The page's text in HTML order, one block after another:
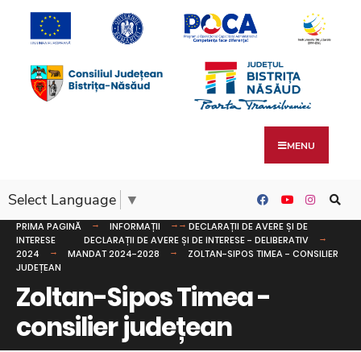
MENU
Select Language ▼
PRIMA PAGINĂ INFORMAȚII
DECLARAȚII DE AVERE ȘI DE
INTERESE
DECLARAȚII DE AVERE ȘI DE INTERESE - DELIBERATIV
2024
MANDAT 2024-2028
ZOLTAN-SIPOS TIMEA - CONSILIER
JUDEȚEAN
Zoltan-Sipos Timea -
consilier județean